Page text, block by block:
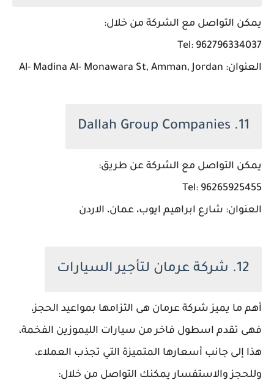
يمكن التواصل مع الشركة من خلال:
Tel: 962796334037
العنوان: Al- Madina Al- Monawara St, Amman, Jordan
11. Dallah Group Companies
يمكن التواصل مع الشركة عن طريق:
Tel: 96265925455
العنوان: شارع ابراهيم ايوب، عمان، الاردن
12. شركة عرمان لتأجير السيارات
أهم ما يميز شركة عرمان هى التزامها بمواعيد الحجز،
فهى تقدم اسطول فاخر من سيارات الليموزين الفخمة،
هذا إلى جانب أسعارها المتميزة التي تجذب العملاء،
وللحجز والاستفسار يمكنك التواصل من خلال: